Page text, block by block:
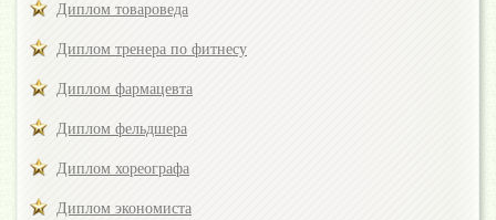
Диплом товароведа
Диплом тренера по фитнесу
Диплом фармацевта
Диплом фельдшера
Диплом хореографа
Диплом экономиста